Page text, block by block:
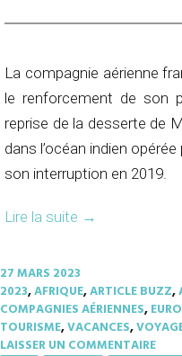
La compagnie aérienne
le renforcement de son
reprise de la desserte de
dans l’océan indien
son interruption en 2019.
Lire la suite →
27 MARS 2023
2023,AFRIQUE,ARTICLE BUZZ,
COMPAGNIES AÉRIENNES,
TOURISME,VACANCES,
LAISSER UN COMMENTAIRE